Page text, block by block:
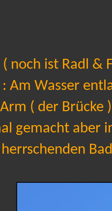
noch ist Radl &
Am Wasser
( der Brücke
gemacht aber